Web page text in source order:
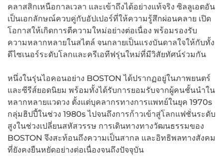
คลาสสิกเหนือกาลเวลา และเข้าถึงได้อย่างแท้จริง ซิลลูเอตอัน
เป็นเอกลักษณ์ควบคู่กับอัปเปอร์ที่ให้ความรู้สึกผ่อนคลาย เปิด
โอกาสให้เกิดการตีความใหม่อย่างต่อเนื่อง พร้อมรองรับ
ความหลากหลายในสไตล์ จนกลายเป็นแรงบันดาลใจให้กับทั้ง
ดีไซเนอร์ระดับโลกและครีเอทีฟรุ่นใหม่ที่มีวิสัยทัศน์ร่วมกัน
หนึ่งในรุ่นไอคอนอย่าง BOSTON ได้ปรากฏอยู่ในภาพยนตร์
และซีรีส์ยอดนิยม พร้อมทั้งได้รับการยอมรับจากผู้คนชั้นนำใน
หลากหลายแวดวง ตั้งแต่บุคลากรทางการแพทย์ในยุค 1970s
กลุ่มฮิปปี้ในช่วง 1980s ไปจนถึงการก้าวเข้าสู่โลกแฟชั่นระดับ
สูงในช่วงเปลี่ยนสหัสวรรษ การเดินทางทางวัฒนธรรมของ
BOSTON จึงสะท้อนถึงความเป็นสากล และอิทธิพลทางสังคม
ที่ยังคงยืนหยัดอย่างต่อเนื่องจนถึงปัจจุบัน